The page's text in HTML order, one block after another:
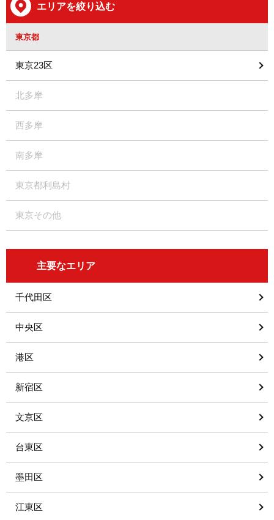
エリアを絞り込む
東京都
東京23区
北多摩
西多摩
南多摩
東京都利島村
東京その他
主要なエリア
千代田区
中央区
港区
新宿区
文京区
台東区
墨田区
江東区